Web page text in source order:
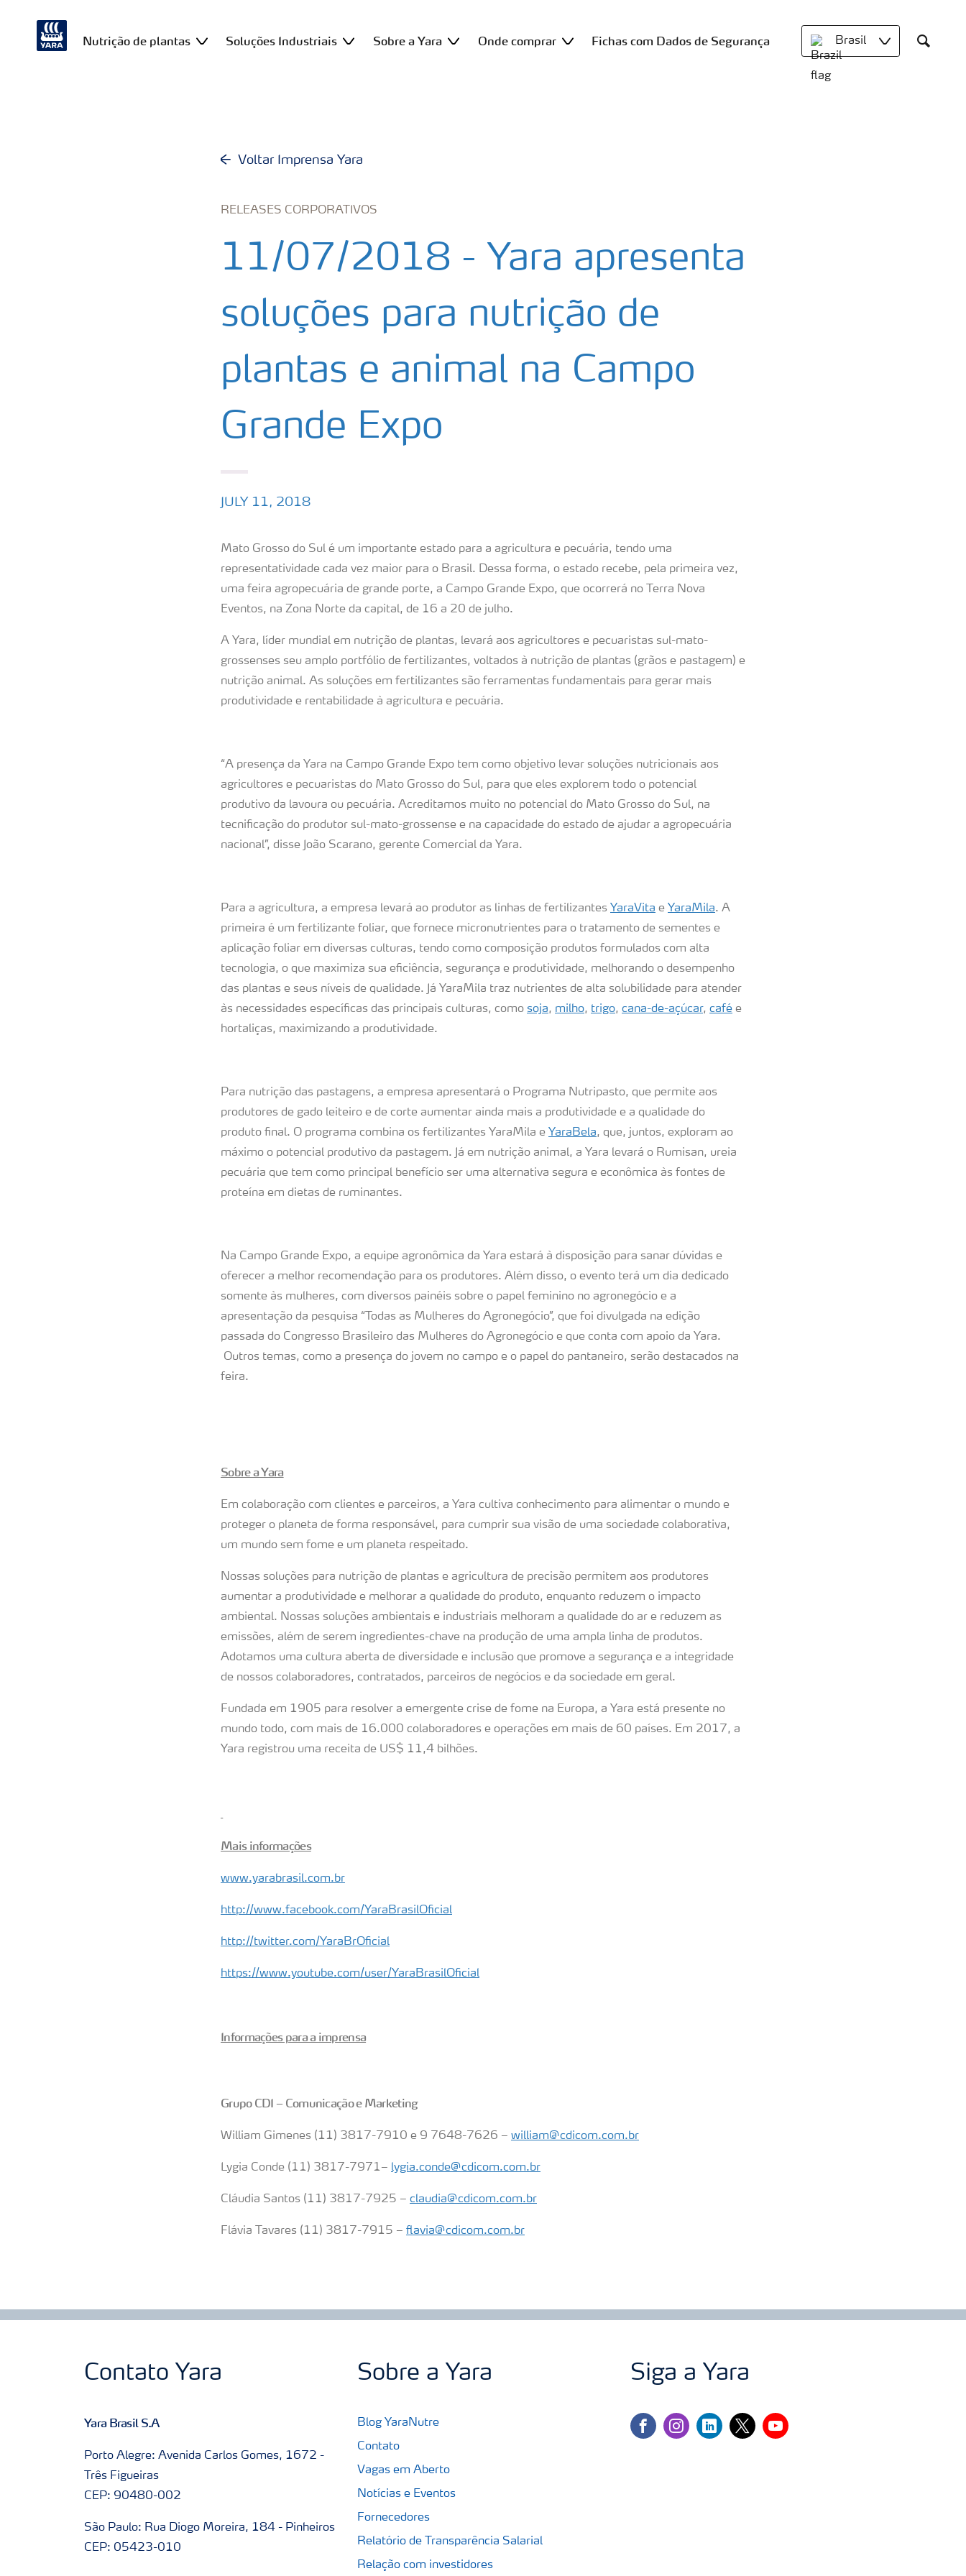
Nutrição de plantas Soluções Industriais Sobre a Yara Onde comprar Fichas com Dados de Segurança Brasil
Search
Voltar Imprensa Yara
RELEASES CORPORATIVOS
11/07/2018 - Yara apresenta
soluções para nutrição de
plantas e animal na Campo
Grande Expo
JULY 11, 2018
Mato Grosso do Sul é um importante estado para a agricultura e pecuária, tendo uma
representatividade cada vez maior para o Brasil. Dessa forma, o estado recebe, pela primeira vez,
uma feira agropecuária de grande porte, a Campo Grande Expo, que ocorrerá no Terra Nova
Eventos, na Zona Norte da capital, de 16 a 20 de julho.
A Yara, líder mundial em nutrição de plantas, levará aos agricultores e pecuaristas sul-mato-
grossenses seu amplo portfólio de fertilizantes, voltados à nutrição de plantas (grãos e pastagem) e
nutrição animal. As soluções em fertilizantes são ferramentas fundamentais para gerar mais
produtividade e rentabilidade à agricultura e pecuária.
“A presença da Yara na Campo Grande Expo tem como objetivo levar soluções nutricionais aos
agricultores e pecuaristas do Mato Grosso do Sul, para que eles explorem todo o potencial
produtivo da lavoura ou pecuária. Acreditamos muito no potencial do Mato Grosso do Sul, na
tecnificação do produtor sul-mato-grossense e na capacidade do estado de ajudar a agropecuária
nacional”, disse João Scarano, gerente Comercial da Yara.
Para a agricultura, a empresa levará ao produtor as linhas de fertilizantes YaraVita e YaraMila. A
primeira é um fertilizante foliar, que fornece micronutrientes para o tratamento de sementes e
aplicação foliar em diversas culturas, tendo como composição produtos formulados com alta
tecnologia, o que maximiza sua eficiência, segurança e produtividade, melhorando o desempenho
das plantas e seus níveis de qualidade. Já YaraMila traz nutrientes de alta solubilidade para atender
às necessidades específicas das principais culturas, como soja, milho, trigo, cana-de-açúcar, café e
hortaliças, maximizando a produtividade.
Para nutrição das pastagens, a empresa apresentará o Programa Nutripasto, que permite aos
produtores de gado leiteiro e de corte aumentar ainda mais a produtividade e a qualidade do
produto final. O programa combina os fertilizantes YaraMila e YaraBela, que, juntos, exploram ao
máximo o potencial produtivo da pastagem. Já em nutrição animal, a Yara levará o Rumisan, ureia
pecuária que tem como principal benefício ser uma alternativa segura e econômica às fontes de
proteína em dietas de ruminantes.
Na Campo Grande Expo, a equipe agronômica da Yara estará à disposição para sanar dúvidas e
oferecer a melhor recomendação para os produtores. Além disso, o evento terá um dia dedicado
somente às mulheres, com diversos painéis sobre o papel feminino no agronegócio e a
apresentação da pesquisa “Todas as Mulheres do Agronegócio”, que foi divulgada na edição
passada do Congresso Brasileiro das Mulheres do Agronegócio e que conta com apoio da Yara.
Outros temas, como a presença do jovem no campo e o papel do pantaneiro, serão destacados na
feira.
Sobre a Yara
Em colaboração com clientes e parceiros, a Yara cultiva conhecimento para alimentar o mundo e
proteger o planeta de forma responsável, para cumprir sua visão de uma sociedade colaborativa,
um mundo sem fome e um planeta respeitado.
Nossas soluções para nutrição de plantas e agricultura de precisão permitem aos produtores
aumentar a produtividade e melhorar a qualidade do produto, enquanto reduzem o impacto
ambiental. Nossas soluções ambientais e industriais melhoram a qualidade do ar e reduzem as
emissões, além de serem ingredientes-chave na produção de uma ampla linha de produtos.
Adotamos uma cultura aberta de diversidade e inclusão que promove a segurança e a integridade
de nossos colaboradores, contratados, parceiros de negócios e da sociedade em geral.
Fundada em 1905 para resolver a emergente crise de fome na Europa, a Yara está presente no
mundo todo, com mais de 16.000 colaboradores e operações em mais de 60 países. Em 2017, a
Yara registrou uma receita de US$ 11,4 bilhões.
Mais informações
www.yarabrasil.com.br
http://www.facebook.com/YaraBrasilOficial
http://twitter.com/YaraBrOficial
https://www.youtube.com/user/YaraBrasilOficial
Informações para a imprensa
Grupo CDI – Comunicação e Marketing
William Gimenes (11) 3817-7910 e 9 7648-7626 – william@cdicom.com.br
Lygia Conde (11) 3817-7971– lygia.conde@cdicom.com.br
Cláudia Santos (11) 3817-7925 – claudia@cdicom.com.br
Flávia Tavares (11) 3817-7915 – flavia@cdicom.com.br
Contato Yara
Yara Brasil S.A
Porto Alegre: Avenida Carlos Gomes, 1672 -
Três Figueiras
CEP: 90480-002
São Paulo: Rua Diogo Moreira, 184 - Pinheiros
CEP: 05423-010
Sobre a Yara
Blog YaraNutre
Contato
Vagas em Aberto
Notícias e Eventos
Fornecedores
Relatório de Transparência Salarial
Relação com investidores
Siga a Yara
facebookinstagramlinkedintwitteryoutube